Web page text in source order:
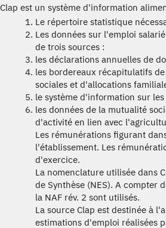
Clap est un système d'information
Le répertoire statistique
Les données sur l'emploi
de trois sources :
les déclarations annuelles de
les bordereaux récapitulatifs
sociales et d'allocations
le système d'information sur
les données de la mutualité
d'activité en lien avec
Les rémunérations figurant
l'établissement. Les
d'exercice.
La nomenclature utilisée dans
de Synthèse (NES). A compter
la NAF rév. 2 sont utilisés.
La source Clap est destinée à
estimations d'emploi réalisées